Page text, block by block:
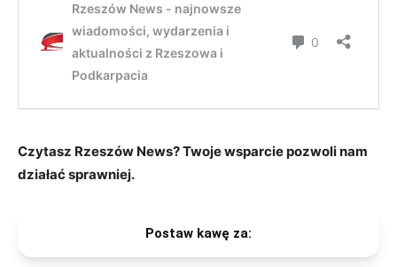
Czytasz Rzeszów News? Twoje wsparcie pozwoli nam
działać sprawniej.
Postaw kawę za: